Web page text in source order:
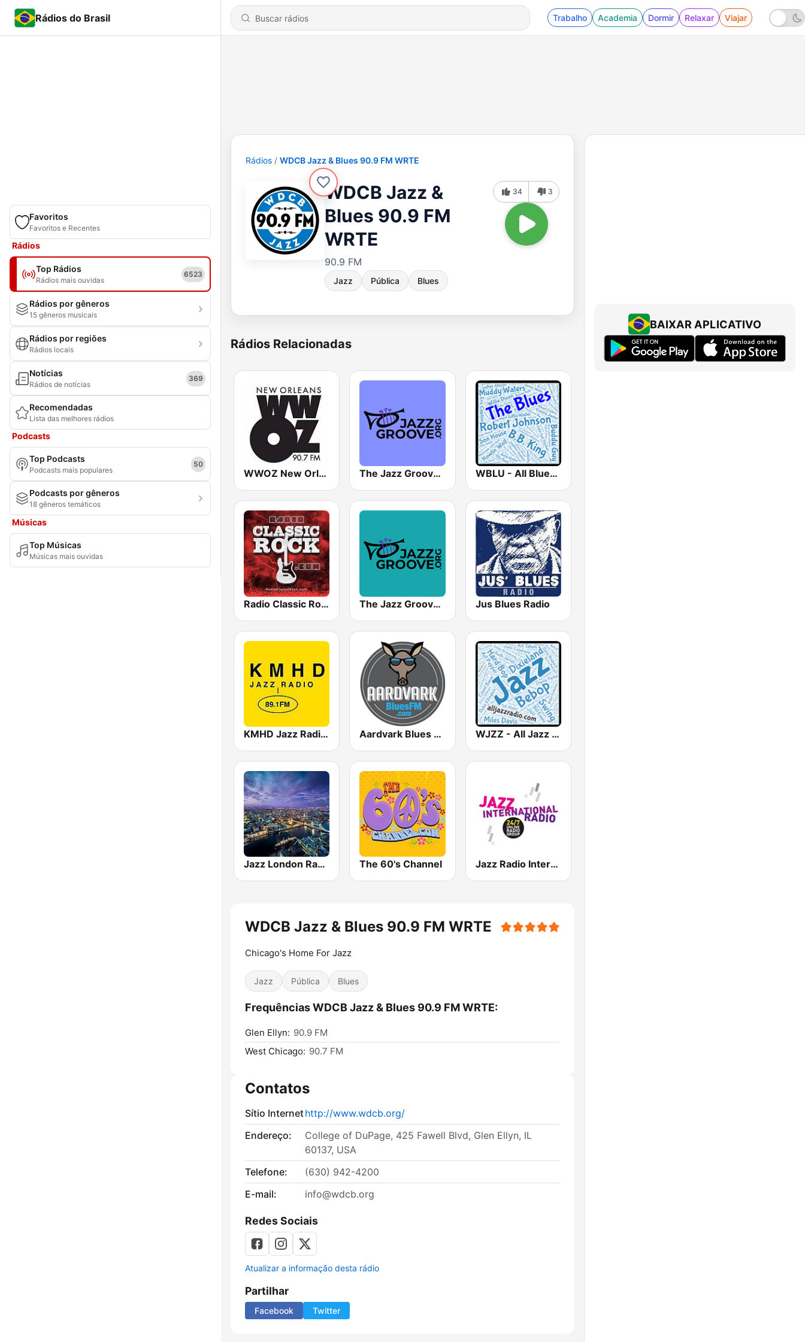
Rádios do Brasil Trabalho Academia Dormir Relaxar Viajar
Favoritos
Favoritos e Recentes
Rádios
Top Rádios
Rádios mais ouvidas
6523
Rádios por gêneros
15 gêneros musicais
Rádios por regiões
Rádios locais
Notícias
Rádios de notícias
369
Recomendadas
Lista das melhores rádios
Podcasts
Top Podcasts
Podcasts mais populares
50
Podcasts por gêneros
18 gêneros temáticos
Músicas
Top Músicas
Músicas mais ouvidas
Rádios WDCB Jazz & Blues 90.9 FM WRTE
WDCB Jazz &
Blues 90.9 FM
WRTE
90.9 FM
Jazz Pública Blues
34 3
Rádios Relacionadas
WWOZ New Orleans 90.7 FM The Jazz Groove (Mix #1) WBLU - All Blues Radio
Radio Classic Rock The Jazz Groove Mix #2 Jus Blues Radio
KMHD Jazz Radio 89.1 Aardvark Blues FM WJZZ - All Jazz Radio
Jazz London Radio The 60's Channel Jazz Radio International
WDCB Jazz & Blues 90.9 FM WRTE
Chicago's Home For Jazz
Jazz Pública Blues
Frequências WDCB Jazz & Blues 90.9 FM WRTE:
Glen Ellyn: 90.9 FM
West Chicago: 90.7 FM
Contatos
Sítio Internethttp://www.wdcb.org/
Endereço:
College of DuPage, 425 Fawell Blvd, Glen Ellyn, IL
60137, USA
Telefone:
(630) 942-4200
E-mail:
info@wdcb.org
Redes Sociais
Atualizar a informação desta rádio
Partilhar
Facebook Twitter
BAIXAR APLICATIVO